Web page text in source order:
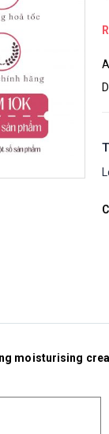
moisturising